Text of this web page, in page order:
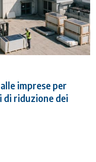
imprese per
riduzione dei